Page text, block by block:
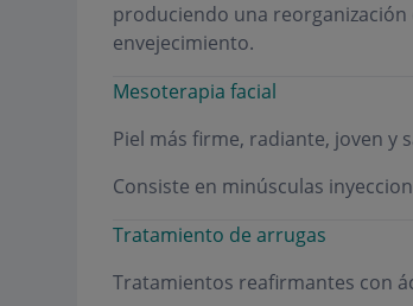
produciendo una
envejecimiento.
Mesoterapia facial
Piel más firme, radiante, joven y
Consiste en minúsculas
Tratamiento de arrugas
Tratamientos reafirmantes con